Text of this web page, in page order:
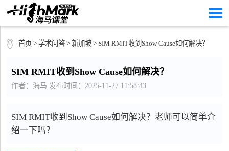
首页 > 学术问答> 新加坡 > SIM RMIT收到Show Cause如何解决？
SIM RMIT收到Show Cause如何解决？
作者：海马 发布时间：2025-11-27 11:58:43
SIM RMIT收到Show Cause如何解决？老师可以简单介
绍一下吗？